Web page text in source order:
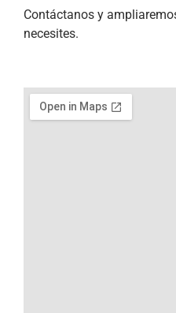
Contáctanos y
necesites.